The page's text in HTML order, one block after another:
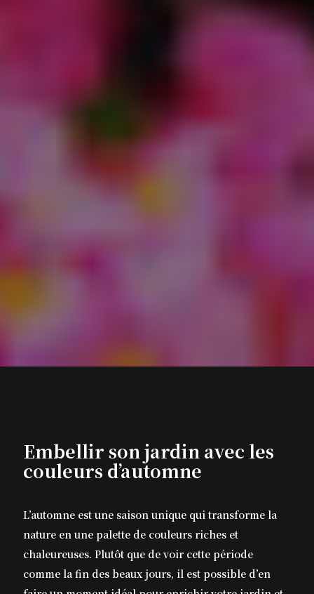
Embellir son jardin avec les
couleurs d’automne
L’automne est une saison unique qui transforme la
nature en une palette de couleurs riches et
chaleureuses. Plutôt que de voir cette période
comme la fin des beaux jours, il est possible d’en